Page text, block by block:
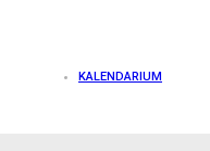
KALENDARIUM